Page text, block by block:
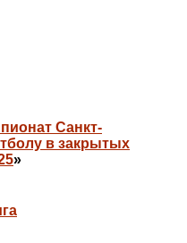
Санкт-
в закрытых
»